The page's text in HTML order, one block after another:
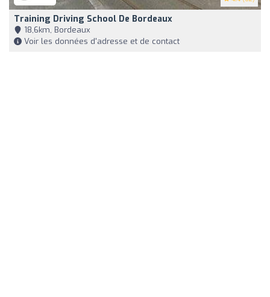
Training Driving School De Bordeaux
18,6km, Bordeaux
Voir les données d'adresse et de contact